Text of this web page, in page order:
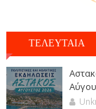
ΤΕΛΕΥΤΑΙΑ